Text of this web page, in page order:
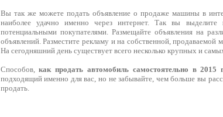
Вы так же можете подать объявление о продаже машины в
наиболее удачно именно через интернет. Так вы
потенциальными покупателями. Размещайте объявления на
объявлений. Разместите рекламу и на собственной,
На сегодняшний день существует всего несколько крупных и
Способов,как продать автомобиль самостоятельно в 2015
подходящий именно для вас, но не забывайте, чем больше вы
продать.